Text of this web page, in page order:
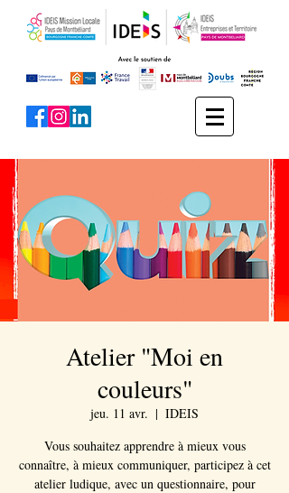
Atelier "Moi en
couleurs"
jeu. 11 avr.
  |
IDEIS
Vous souhaitez apprendre à mieux vous
connaître, à mieux communiquer, participez à cet
atelier ludique, avec un questionnaire, pour